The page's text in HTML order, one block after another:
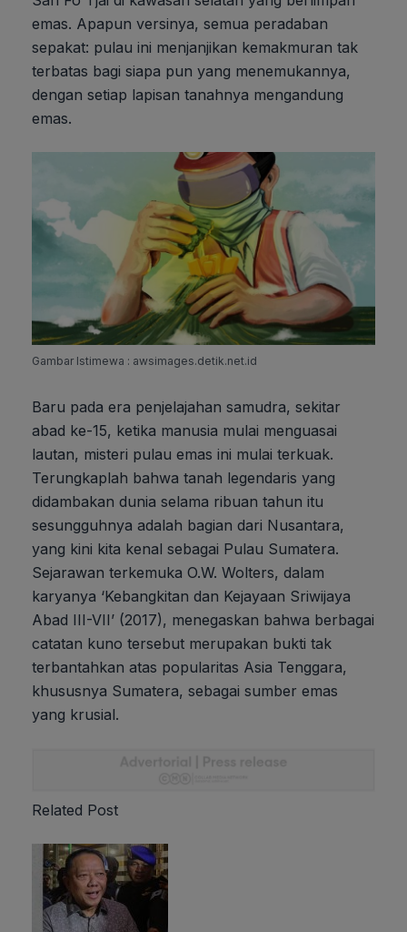
emas. Apapun versinya, semua peradaban
sepakat: pulau ini menjanjikan kemakmuran tak
terbatas bagi siapa pun yang menemukannya,
dengan setiap lapisan tanahnya mengandung
emas.
Gambar Istimewa : awsimages.detik.net.id
Baru pada era penjelajahan samudra, sekitar
abad ke-15, ketika manusia mulai menguasai
lautan, misteri pulau emas ini mulai terkuak.
Terungkaplah bahwa tanah legendaris yang
didambakan dunia selama ribuan tahun itu
sesungguhnya adalah bagian dari Nusantara,
yang kini kita kenal sebagai Pulau Sumatera.
Sejarawan terkemuka O.W. Wolters, dalam
karyanya ‘Kebangkitan dan Kejayaan Sriwijaya
Abad III-VII’ (2017), menegaskan bahwa berbagai
catatan kuno tersebut merupakan bukti tak
terbantahkan atas popularitas Asia Tenggara,
khususnya Sumatera, sebagai sumber emas
yang krusial.
Related Post